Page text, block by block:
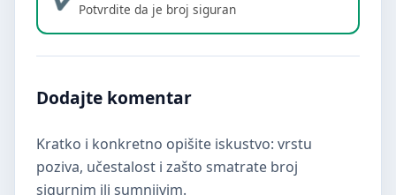
Potvrdite da je broj siguran
Dodajte komentar
Kratko i konkretno opišite iskustvo: vrstu
poziva, učestalost i zašto smatrate broj
sigurnim ili sumnjivim.